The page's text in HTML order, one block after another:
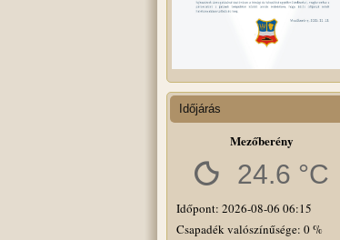
Időjárás
Mezőberény
24.6 °C
Időpont: 2026-08-06 06:15
Csapadék valószínűsége: 0 %